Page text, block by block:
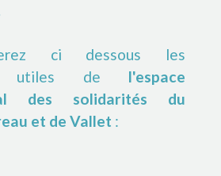
ci dessous les
utiles de l'espace
des solidarités du
et de Vallet :